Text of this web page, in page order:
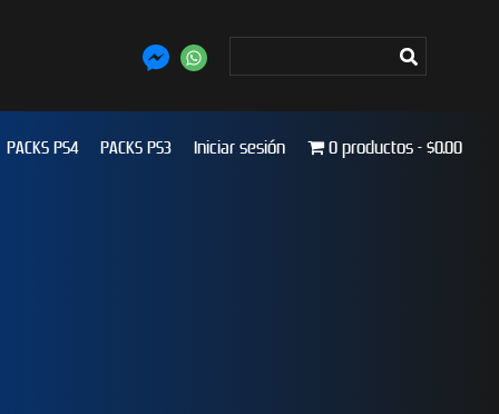
PACKS PS4 PACKS PS3 Iniciar sesión 0 productos $0.00